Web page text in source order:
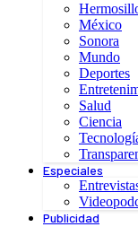
México
Sonora
Mundo
Deportes
Salud
Ciencia
Especiales
Publicidad